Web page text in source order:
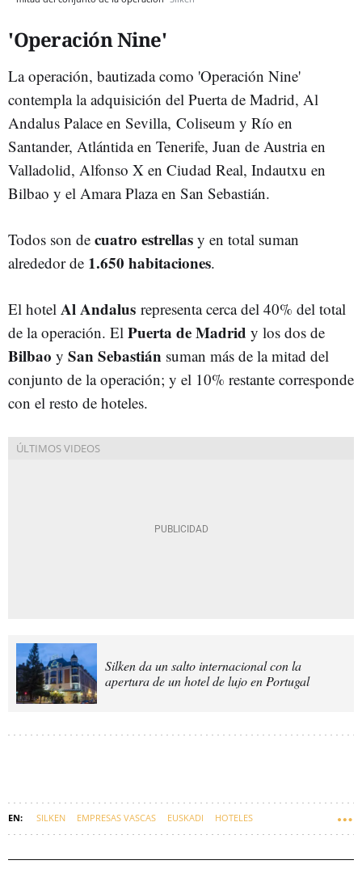
'Operación Nine'
La operación, bautizada como 'Operación Nine'
contempla la adquisición del Puerta de Madrid, Al
Andalus Palace en Sevilla, Coliseum y Río en
Santander, Atlántida en Tenerife, Juan de Austria en
Valladolid, Alfonso X en Ciudad Real, Indautxu en
Bilbao y el Amara Plaza en San Sebastián.
Todos son de cuatro estrellas y en total suman
alrededor de 1.650 habitaciones.
El hotel Al Andalus representa cerca del 40% del total
de la operación. El Puerta de Madrid y los dos de
Bilbao y San Sebastián suman más de la mitad del
conjunto de la operación; y el 10% restante corresponde
con el resto de hoteles.
Silken da un salto internacional con la
apertura de un hotel de lujo en Portugal
SILKEN EMPRESAS VASCAS EUSKADI HOTELES